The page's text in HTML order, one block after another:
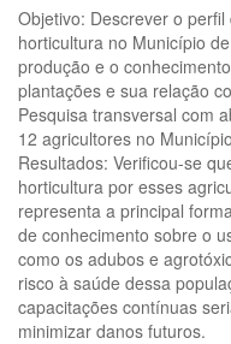
Objetivo: Descrever o
horticultura no Município
produção e o
plantações e sua relação
Pesquisa transversal com
12 agricultores no
Resultados: Verificou-se
horticultura por esses
representa a principal
de conhecimento sobre o
como os adubos e
risco à saúde dessa
capacitações contínuas
minimizar danos futuros.